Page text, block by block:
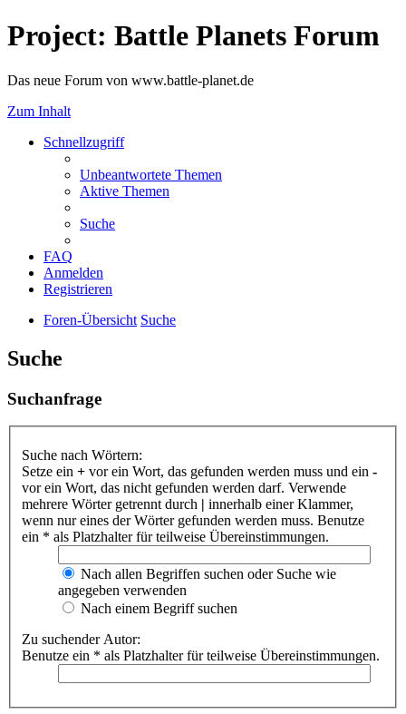
Project: Battle Planets Forum
Das neue Forum von www.battle-planet.de
Zum Inhalt
Schnellzugriff
Unbeantwortete Themen
Aktive Themen
Suche
FAQ
Anmelden
Registrieren
Foren-Übersicht Suche
Suche
Suchanfrage
Suche nach Wörtern:
Setze ein + vor ein Wort, das gefunden werden muss und ein -
vor ein Wort, das nicht gefunden werden darf. Verwende
mehrere Wörter getrennt durch | innerhalb einer Klammer,
wenn nur eines der Wörter gefunden werden muss. Benutze
ein * als Platzhalter für teilweise Übereinstimmungen.
Nach allen Begriffen suchen oder Suche wie
angegeben verwenden
Nach einem Begriff suchen
Zu suchender Autor:
Benutze ein * als Platzhalter für teilweise Übereinstimmungen.